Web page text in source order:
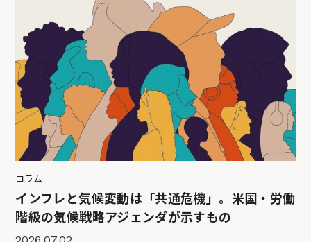
コラム
インフレと気候変動は「共通危機」。米国・労働
階級の気候戦略アジェンダが示すもの
2026.07.02